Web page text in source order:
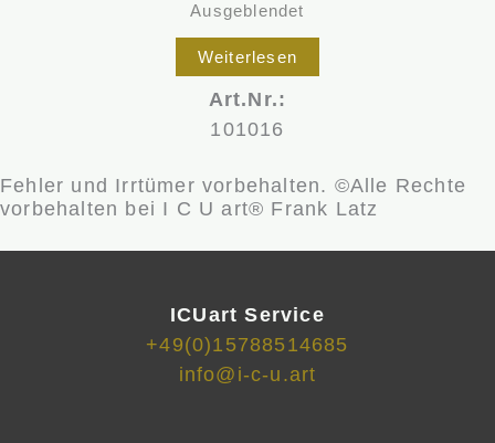
Ausgeblendet
Weiterlesen
Art.Nr.:
101016
Fehler und Irrtümer vorbehalten. ©Alle Rechte
vorbehalten bei I C U art® Frank Latz
ICUart Service
+49(0)15788514685
info@i-c-u.art